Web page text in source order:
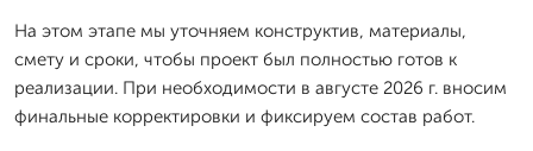
На этом этапе мы уточняем конструктив, материалы,
смету и сроки, чтобы проект был полностью готов к
реализации. При необходимости в августе 2026 г. вносим
финальные корректировки и фиксируем состав работ.